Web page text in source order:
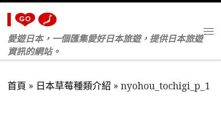
Skip to content
愛遊日本，一個匯集愛好日本旅遊，提供日本旅遊
資訊的網站。
首頁 » 日本草莓種類介紹 » nyohou_tochigi_p_1